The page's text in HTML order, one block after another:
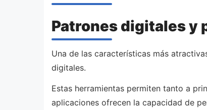
Patrones digitales y
Una de las características más
digitales.
Estas herramientas permiten tanto a
aplicaciones ofrecen la capacidad de